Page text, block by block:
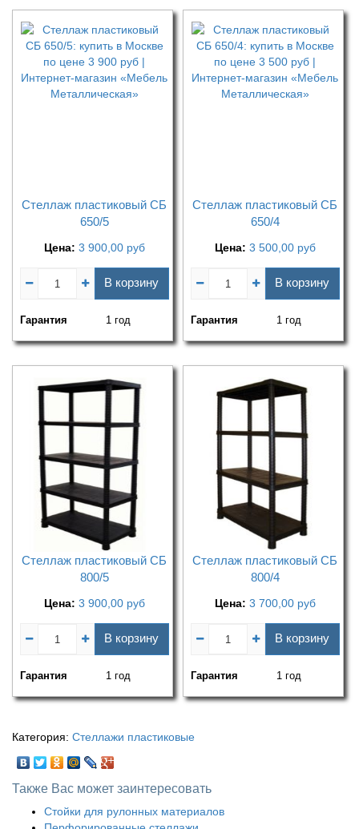
Стеллаж пластиковый СБ
650/5
Цена: 3 900,00 руб
В корзину
Гарантия 1 год
Стеллаж пластиковый СБ
650/4
Цена: 3 500,00 руб
В корзину
Гарантия 1 год
Стеллаж пластиковый СБ
800/5
Цена: 3 900,00 руб
В корзину
Гарантия 1 год
Стеллаж пластиковый СБ
800/4
Цена: 3 700,00 руб
В корзину
Гарантия 1 год
Категория: Стеллажи пластиковые
Также Вас может заинтересовать
Стойки для рулонных материалов